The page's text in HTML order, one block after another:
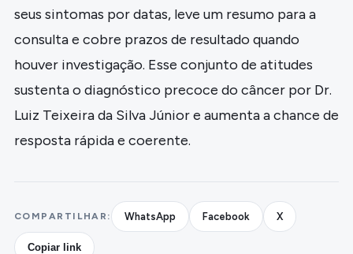
seus sintomas por datas, leve um resumo para a
consulta e cobre prazos de resultado quando
houver investigação. Esse conjunto de atitudes
sustenta o diagnóstico precoce do câncer por Dr.
Luiz Teixeira da Silva Júnior e aumenta a chance de
resposta rápida e coerente.
COMPARTILHAR: WhatsApp Facebook X
Copiar link